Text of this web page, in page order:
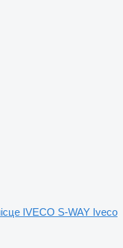
IVECO S-WAY Iveco